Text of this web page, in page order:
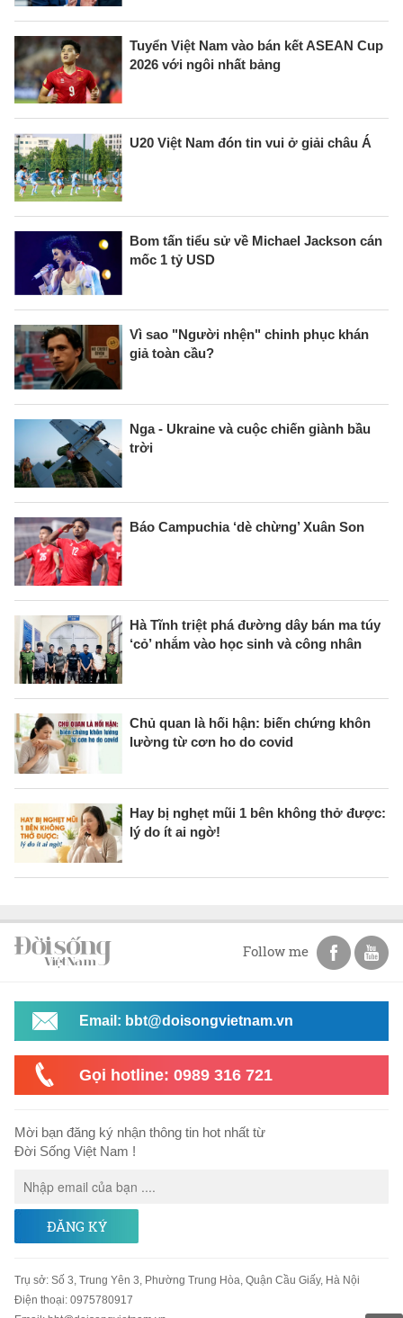
Tuyển Việt Nam vào bán kết ASEAN Cup
2026 với ngôi nhất bảng
U20 Việt Nam đón tin vui ở giải châu Á
Bom tấn tiểu sử về Michael Jackson cán
mốc 1 tỷ USD
Vì sao "Người nhện" chinh phục khán
giả toàn cầu?
Nga - Ukraine và cuộc chiến giành bầu
trời
Báo Campuchia ‘dè chừng’ Xuân Son
Hà Tĩnh triệt phá đường dây bán ma túy
‘cỏ’ nhắm vào học sinh và công nhân
Chủ quan là hối hận: biến chứng khôn
lường từ cơn ho do covid
Hay bị nghẹt mũi 1 bên không thở được:
lý do ít ai ngờ!
Follow me
Email: bbt@doisongvietnam.vn
Gọi hotline: 0989 316 721
Mời bạn đăng ký nhận thông tin hot nhất từ
Đời Sống Việt Nam !
ĐĂNG KÝ
Trụ sở: Số 3, Trung Yên 3, Phường Trung Hòa, Quận Cầu Giấy, Hà Nội
Điện thoại: 0975780917